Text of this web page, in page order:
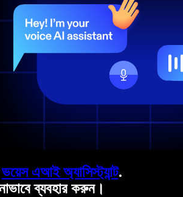
ভয়েস এআই অ্যাসিস্ট্যান্ট.
ব্যবহার করুন।